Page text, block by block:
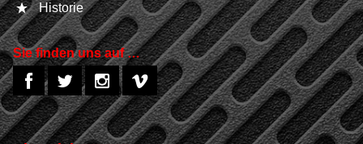
Historie
Sie finden uns auf …